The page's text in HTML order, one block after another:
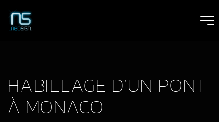
HABILLAGE D'UN PONT
À MONACO